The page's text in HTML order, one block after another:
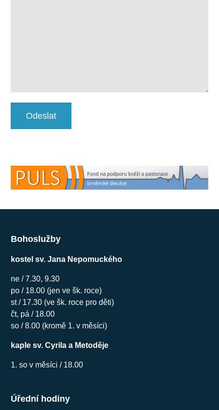
Odeslat
Bohoslužby
kostel sv. Jana Nepomuckého
ne / 7.30, 9.30
po / 18.00 (jen ve šk. roce)
st / 17.30 (ve šk. roce pro děti)
čt, pá / 18.00
so / 8.00 (kromě 1. v měsíci)
kaple sv. Cyrila a Metoděje
1. so v měsíci / 18.00
Úřední hodiny